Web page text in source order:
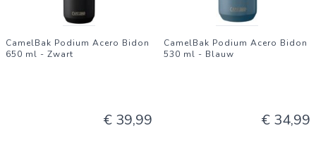
CamelBak Podium Acero Bidon
650 ml - Zwart
€ 39,99
CamelBak Podium Acero Bidon
530 ml - Blauw
€ 34,99